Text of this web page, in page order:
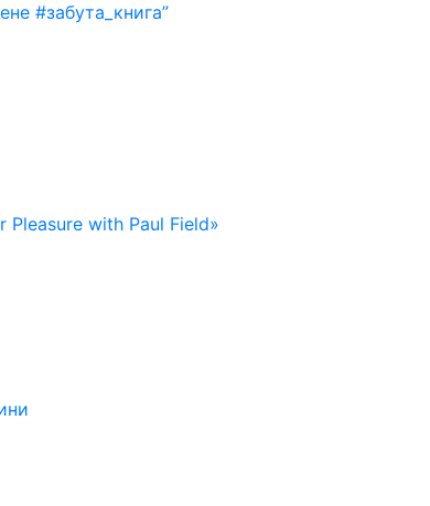
#забута_книга”
Pleasure with Paul Field»